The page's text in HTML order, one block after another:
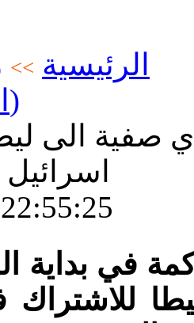
الرئيسية >>
(اضف تعقيب)
صفية الى
في بداية